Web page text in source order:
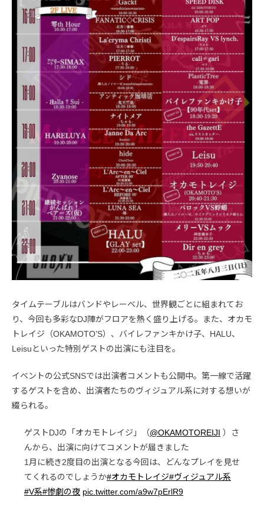
タイムテーブルはバンドやレーベル、世界観ごとに組まれてお
り、今回も多彩なDJ陣がフロアを熱く盛り上げる。また、オカモ
トレイジ（OKAMOTO’S）、バイレファンキかけ子、HALU、
Leisuといった特別ゲストの出演にも注目を。
イベントの公式SNSでは出演者コメントも公開中。第一線で活躍
するゲストを含め、出演者たちのヴィジュアル系に対する想いが
綴られる。
ゲストDJの「オカモトレイジ」（@OKAMOTOREIJI ）さ
んから、出演に向けてコメントが届きました
1月に続き2度目の出演となる今回は、どんなプレイを見せ
てくれるのでしょうか#オカモトレイジ#ヴィジュアル系
#V系#惨劇の夜 pic.twitter.com/a9w7pErlR9